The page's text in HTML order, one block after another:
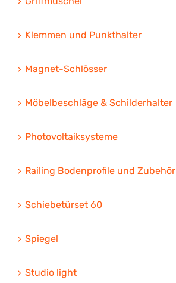
Klemmen und Punkthalter
Magnet-Schlösser
Möbelbeschläge & Schilderhalter
Photovoltaiksysteme
Railing Bodenprofile und Zubehör
Schiebetürset 60
Spiegel
Studio light